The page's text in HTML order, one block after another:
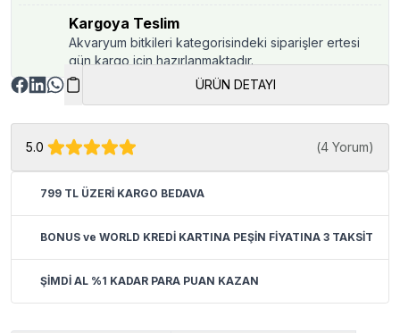
Kargoya Teslim
Akvaryum bitkileri kategorisindeki siparişler ertesi
gün kargo için hazırlanmaktadır.
ÜRÜN DETAYI
5.0 (4 Yorum)
799 TL ÜZERİ KARGO BEDAVA
BONUS ve WORLD KREDİ KARTINA PEŞİN FİYATINA 3 TAKSİT
ŞİMDİ AL %1 KADAR PARA PUAN KAZAN